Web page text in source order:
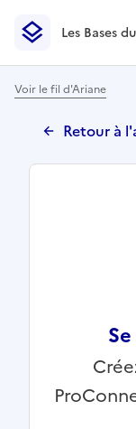
Les Bases du
Les Bases
Voir le fil d'Ariane
Retour à